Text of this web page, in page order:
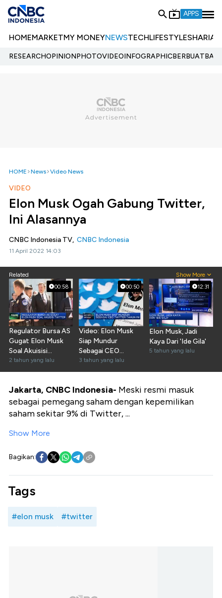
APPS
HOMEMARKETMY MONEYNEWSTECHLIFESTYLESHARIA
RESEARCHOPINIONPHOTOVIDEOINFOGRAPHIC
HOME News Video News
VIDEO
Elon Musk Ogah Gabung Twitter,
Ini Alasannya
CNBC Indonesia TV, CNBC Indonesia
11 April 2022 14:03
Related Show More
00:58
Regulator Bursa AS
Gugat Elon Musk
Soal Akuisisi
Twitter
2 tahun yang lalu
00:50
Video: Elon Musk
Siap Mundur
Sebagai CEO
Twitter Tahun Ini
3 tahun yang lalu
12:31
Elon Musk, Jadi
Kaya Dari 'Ide Gila'
5 tahun yang lalu
Jakarta, CNBC Indonesia- Meski resmi masuk
sebagai pemegang saham dengan kepemilikan
saham sekitar 9% di Twitter, ...
Show More
Bagikan:
Tags
#elon musk #twitter